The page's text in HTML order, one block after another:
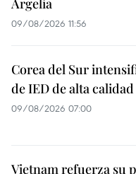
Argelia
09/08/2026 11:56
Corea del Sur
de IED de alta
09/08/2026 07:00
Vietnam refuerza su